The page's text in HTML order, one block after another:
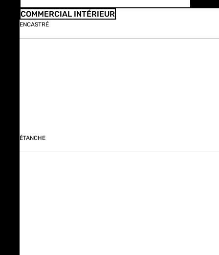
COMMERCIAL INTÉRIEUR
ENCASTRÉ
ÉTANCHE